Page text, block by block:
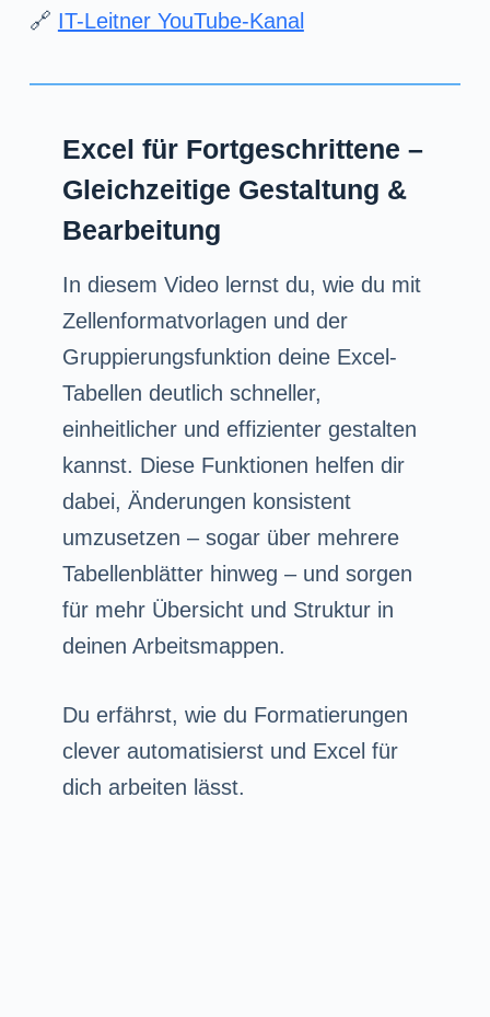
🔗 IT-Leitner YouTube-Kanal
Excel für Fortgeschrittene –
Gleichzeitige Gestaltung &
Bearbeitung
In diesem Video lernst du, wie du mit
Zellenformatvorlagen und der
Gruppierungsfunktion deine Excel-
Tabellen deutlich schneller,
einheitlicher und effizienter gestalten
kannst. Diese Funktionen helfen dir
dabei, Änderungen konsistent
umzusetzen – sogar über mehrere
Tabellenblätter hinweg – und sorgen
für mehr Übersicht und Struktur in
deinen Arbeitsmappen.
Du erfährst, wie du Formatierungen
clever automatisierst und Excel für
dich arbeiten lässt.